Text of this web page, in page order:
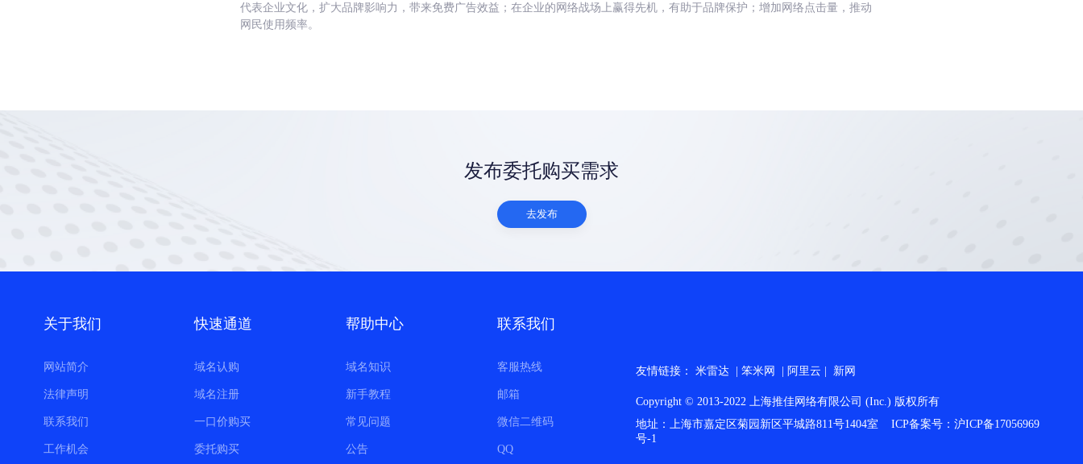
代表企业文化，扩大品牌影响力，带来免费广告效益；在企业的网络战场上赢得先机，有助于品牌保护；增加网络点击量，推动
网民使用频率。
发布委托购买需求
去发布
关于我们
网站简介
法律声明
联系我们
工作机会
快速通道
域名认购
域名注册
一口价购买
委托购买
帮助中心
域名知识
新手教程
常见问题
公告
联系我们
客服热线
邮箱
微信二维码
QQ
友情链接： 米雷达| 笨米网 | 阿里云 | 新网
Copyright © 2013-2022 上海推佳网络有限公司 (Inc.) 版权所有
地址：上海市嘉定区菊园新区平城路811号1404室 ICP备案号：沪ICP备17056969
号-1